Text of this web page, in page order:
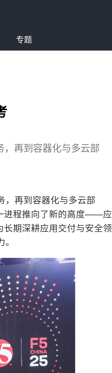
专题
再到容器化与多云部
，再到容器化与多云部
进程推向了新的高度——应
期深耕应用交付与安全领